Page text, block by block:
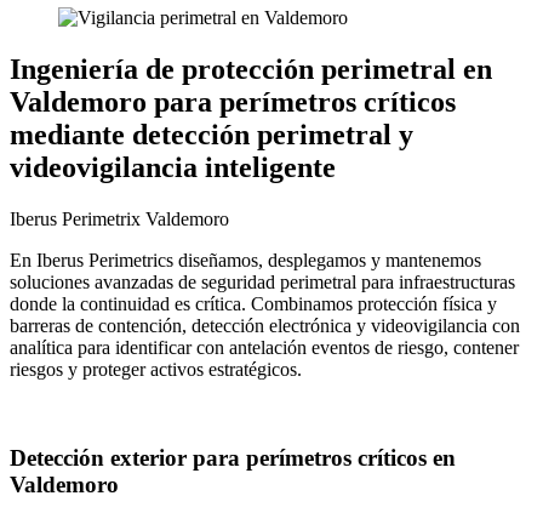
Ingeniería de protección perimetral en
Valdemoro para perímetros críticos
mediante detección perimetral y
videovigilancia inteligente
Iberus Perimetrix Valdemoro
En Iberus Perimetrics diseñamos, desplegamos y mantenemos
soluciones avanzadas de seguridad perimetral para infraestructuras
donde la continuidad es crítica. Combinamos protección física y
barreras de contención, detección electrónica y videovigilancia con
analítica para identificar con antelación eventos de riesgo, contener
riesgos y proteger activos estratégicos.
Detección exterior para perímetros críticos en
Valdemoro